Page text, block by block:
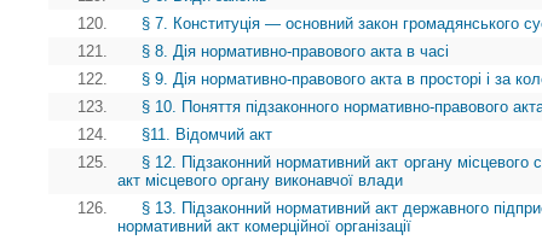
120.
§ 7. Конституція — основний закон громадянського
121.
§ 8. Дія нормативно-правового акта в часі
122.
§ 9. Дія нормативно-правового акта в просторі і за
123.
§ 10. Поняття підзаконного нормативно-правового
124.
§11. Відомчий акт
125.
§ 12. Підзаконний нормативний акт органу
акт місцевого органу виконавчої влади
126.
§ 13. Підзаконний нормативний акт державного
нормативний акт комерційної організації